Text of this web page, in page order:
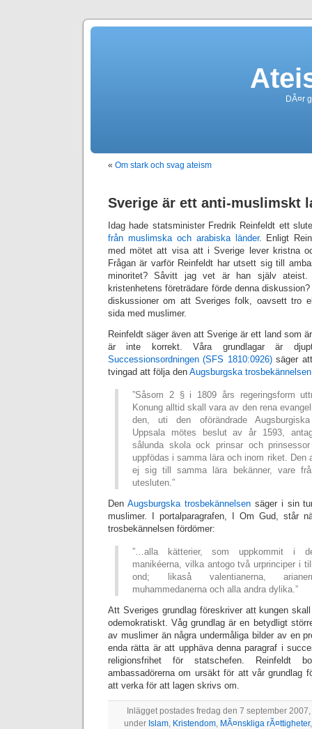
DÃ¤r
« Om stark och svag ateism
Sverige är ett anti-muslimskt
Idag hade statsminister Fredrik Reinfeldt ett
från muslimska och arabiska länder. Enligt
med mötet att visa att i Sverige lever kristna
Frågan är varför Reinfeldt har utsett sig till
minoritet? Såvitt jag vet är han själv
kristenhetens företrädare förde denna
diskussioner om att Sveriges folk, oavsett tro
sida med muslimer.
Reinfeldt säger även att Sverige är ett land som
är inte korrekt. Våra grundlagar är
Successionsordningen (SFS 1810:0926)säger
tvingad att följa den Augsburgska trosbekännelsen
”Såsom 2 § i 1809 års regeringsform
Konung alltid skall vara av den rena
den, uti den oförändrade
Uppsala mötes beslut av år 1593,
sålunda skola ock prinsar och
uppfödas i samma lära och inom riket. Den
ej sig till samma lära bekänner, vare
utesluten.”
Den Augsburgska trosbekännelsensäger i sin
muslimer. I portalparagrafen, I Om Gud, står
trosbekännelsen fördömer:
”…alla kätterier, som uppkommit i
manikéerna, vilka antogo två urprinciper i
ond; likaså valentianerna,
muhammedanerna och alla andra dylika.”
Att Sveriges grundlag föreskriver att kungen
odemokratiskt. Våg grundlag är en betydligt
av muslimer än några undermåliga bilder av en
enda rätta är att upphäva denna paragraf i
religionsfrihet för statschefen. Reinfeldt
ambassadörerna om ursäkt för att vår grundlag
att verka för att lagen skrivs om.
Inlägget postades fredag den 7 september
under Islam, Kristendom, MÃ¤nskliga rÃ¤ttigheter